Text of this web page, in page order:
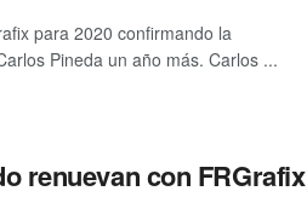
para 2020 confirmando la
Pineda un año más. Carlos ...
renuevan con FRGrafix